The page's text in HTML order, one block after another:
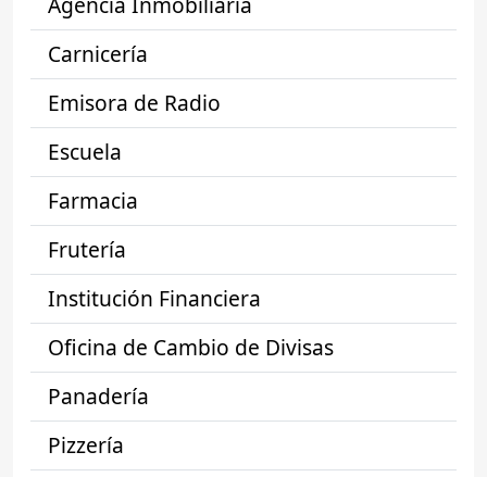
Carnicería
Emisora de Radio
Escuela
Farmacia
Frutería
Institución Financiera
Oficina de Cambio de Divisas
Panadería
Pizzería